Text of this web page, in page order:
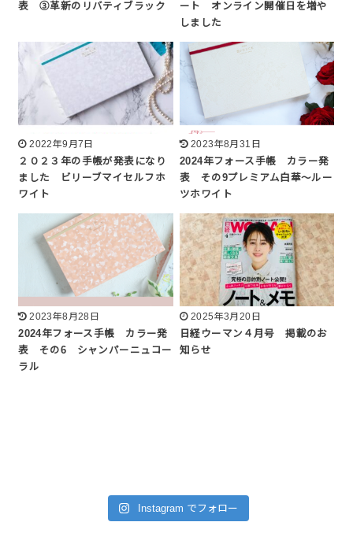
表 ③革新のリバティブラック
ート オンライン開催日を増や
しました
2022年9月7日
２０２３年の手帳が発表になり
ました ビリーブマイセルフホ
ワイト
2023年8月31日
2024年フォース手帳 カラー発
表 その9プレミアム白華〜ルー
ツホワイト
2023年8月28日
2024年フォース手帳 カラー発
表 その6 シャンパーニュコー
ラル
2025年3月20日
日経ウーマン４月号 掲載のお
知らせ
Instagram でフォロー